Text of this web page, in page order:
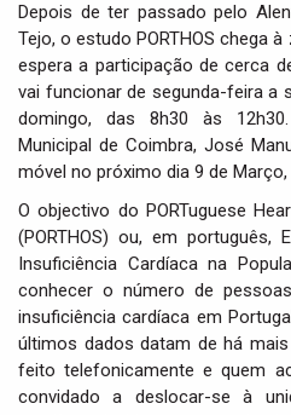
Depois de ter passado pelo
Tejo, o estudo PORTHOS chega
espera a participação de cerca
vai funcionar de segunda-feira a
domingo, das 8h30 às
Municipal de Coimbra, José
móvel no próximo dia 9 de Março,
O objectivo do PORTuguese
(PORTHOS) ou, em português,
Insuficiência Cardíaca na
conhecer o número de
insuficiência cardíaca em
últimos dados datam de há
feito telefonicamente e quem
convidado a deslocar-se à